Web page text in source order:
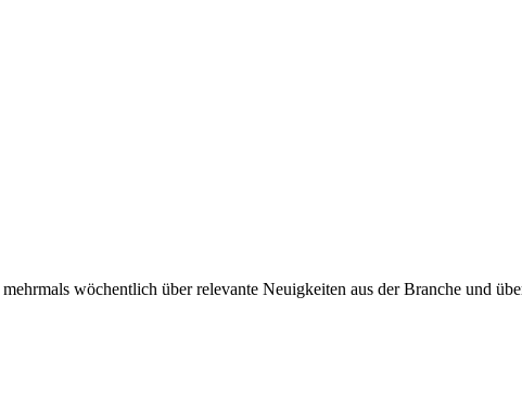
wöchentlich über relevante Neuigkeiten aus der Branche und